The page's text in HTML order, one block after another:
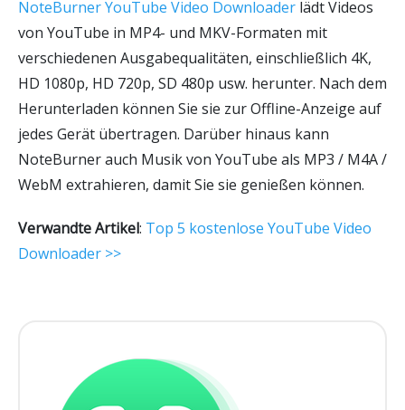
NoteBurner YouTube Video Downloader lädt Videos
von YouTube in MP4- und MKV-Formaten mit
verschiedenen Ausgabequalitäten, einschließlich 4K,
HD 1080p, HD 720p, SD 480p usw. herunter. Nach dem
Herunterladen können Sie sie zur Offline-Anzeige auf
jedes Gerät übertragen. Darüber hinaus kann
NoteBurner auch Musik von YouTube als MP3 / M4A /
WebM extrahieren, damit Sie sie genießen können.
Verwandte Artikel: Top 5 kostenlose YouTube Video
Downloader >>